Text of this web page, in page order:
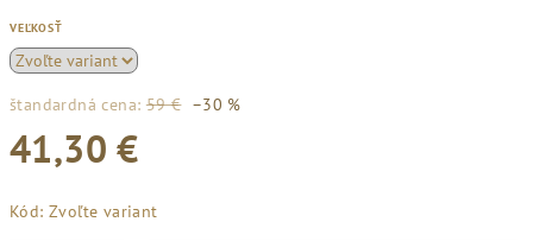
VEĽKOSŤ
štandardná cena: 59 € –30 %
41,30 €
cena:
Kód: Zvoľte variant